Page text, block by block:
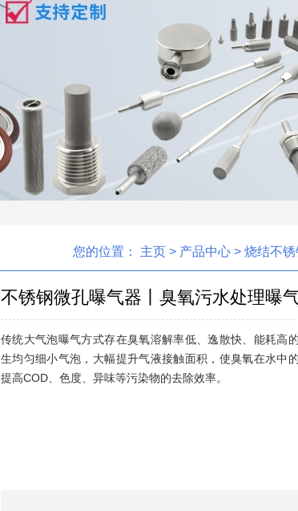
您的位置： 主页 > 产品中心 > 烧结不
不锈钢微孔曝气器丨臭氧污水处理曝
传统大气泡曝气方式存在臭氧溶解率低、逸散快、能耗高
生均匀细小气泡，大幅提升气液接触面积，使臭氧在水中
提高COD、色度、异味等污染物的去除效率。